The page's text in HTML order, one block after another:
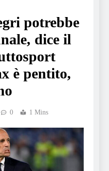
potrebbe
dice il
è pentito,
0 1 Mins